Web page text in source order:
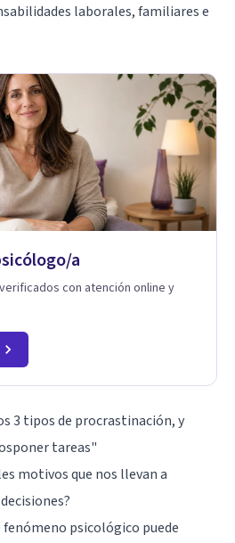
laborales, familiares e
a
con atención online y
3 tipos de procrastinación, y
tareas"
motivos que nos llevan a
psicológico puede